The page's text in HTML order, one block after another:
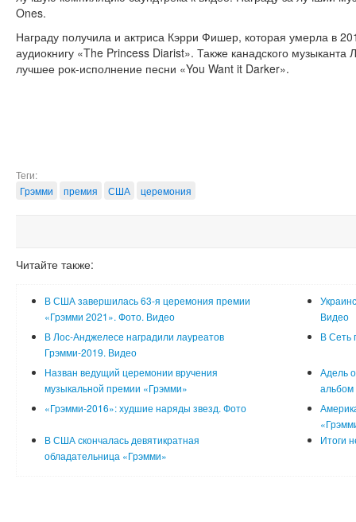
Ones.
Награду получила и актриса Кэрри Фишер, которая умерла в
аудиокнигу «The Princess Diarist». Также канадского
лучшее рок-исполнение песни «You Want it Darker».
Теги:
Грэмми
премия США церемония
Читайте также:
В США завершилась 63-я церемония премии
«Грэмми 2021». Фото. Видео
Видео
В Лос-Анджелесе наградили лауреатов
Грэмми-2019. Видео
В Сеть
Назван ведущий церемонии вручения
музыкальной премии «Грэмми»
Адель
альбом
«Грэмми-2016»: худшие наряды звезд. Фото
В США скончалась девятикратная
обладательница «Грэмми»
Итоги